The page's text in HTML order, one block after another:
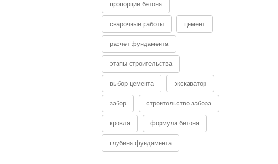
пропорции бетона
сварочные работы цемент
расчет фундамента
этапы строительства
выбор цемента экскаватор
забор строительство забора
кровля формула бетона
глубина фундамента